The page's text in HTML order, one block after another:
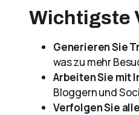
Wichtigste
Generieren Sie
was zu mehr
Arbeiten Sie mit
Bloggern und
Verfolgen Sie